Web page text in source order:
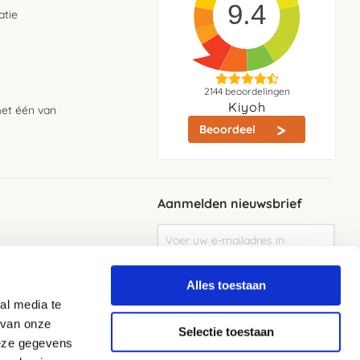
media te
onze
gegevens
Alles toestaan
Selectie toestaan
één van
9.4
2144beoordelingen
Kiyoh
Beoordeel
Aanmelden nieuwsbrief
u
op
Elke week de beste acties en het laaste